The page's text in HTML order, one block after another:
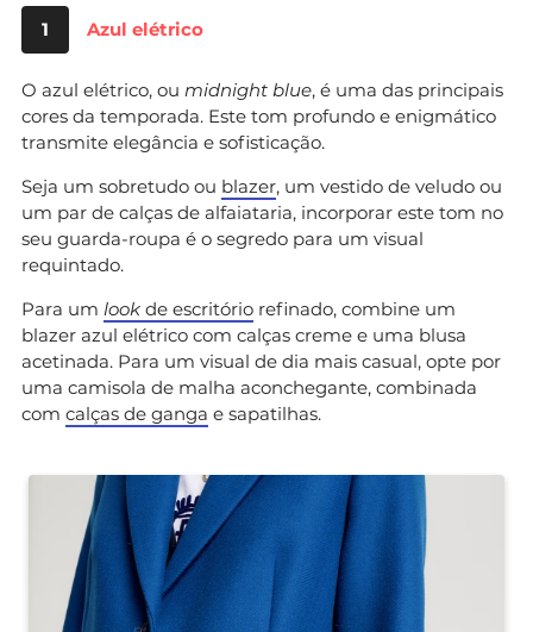
1 Azul elétrico
O azul elétrico, ou midnight blue, é uma das principais
cores da temporada. Este tom profundo e enigmático
transmite elegância e sofisticação.
Seja um sobretudo ou blazer, um vestido de veludo ou
um par de calças de alfaiataria, incorporar este tom no
seu guarda-roupa é o segredo para um visual
requintado.
Para um look de escritório refinado, combine um
blazer azul elétrico com calças creme e uma blusa
acetinada. Para um visual de dia mais casual, opte por
uma camisola de malha aconchegante, combinada
com calças de ganga e sapatilhas.